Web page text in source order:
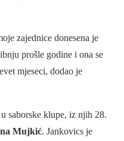
zajednice donesena je
prošle godine i ona se
mjeseci, dodao je
saborske klupe, iz njih 28.
Mujkić. Jankovics je